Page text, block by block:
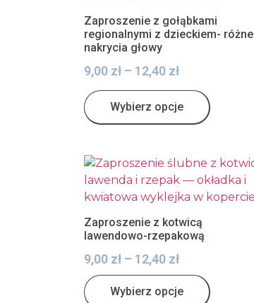
Zaproszenie z gołąbkami
regionalnymi z dzieckiem- różne
nakrycia głowy
9,00 zł – 12,40 zł
Wybierz opcje
Zaproszenie z kotwicą
lawendowo-rzepakową
9,00 zł – 12,40 zł
Wybierz opcje